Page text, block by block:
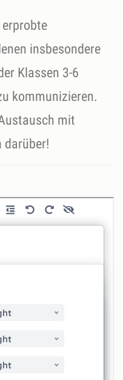
insbesondere
Klassen 3-6
kommunizieren.
mit
darüber!